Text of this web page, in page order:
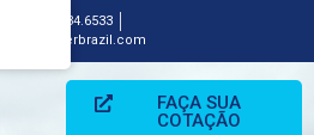
+ 55 13 3234.6533
FAÇA SUA
COTAÇÃO